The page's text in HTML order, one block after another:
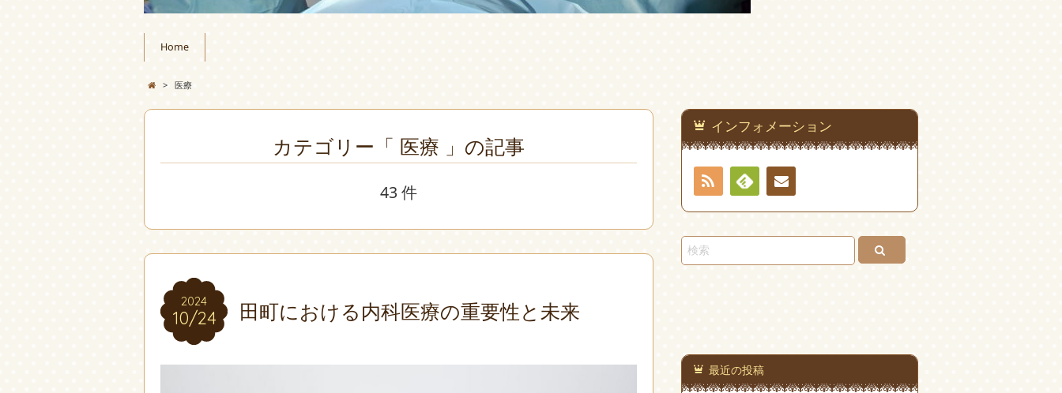
Home
> 医療
カテゴリー「 医療 」の記事
43 件
2024
10/24
2024
10/24 田町における内科医療の重要性と未来
インフォメーション
RSS
Feedlyお問
い合
わせ
最近の投稿